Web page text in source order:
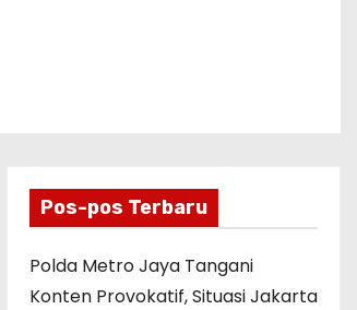
Pos-pos Terbaru
Polda Metro Jaya Tangani
Konten Provokatif, Situasi Jakarta